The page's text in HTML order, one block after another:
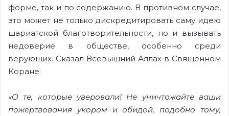
форме, так и по содержанию. В противном случае,
это может не только дискредитировать саму идею
шариатской благотворительности, но и вызывать
недоверие в обществе, особенно среди
верующих. Сказал Всевышний Аллах в Священном
Коране:
«О те, которые уверовали! Не уничтожайте ваши
пожертвования укором и обидой, подобно тому,